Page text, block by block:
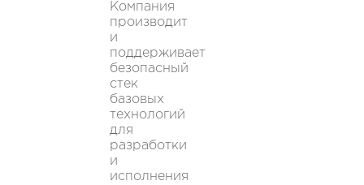
Компания
производит
и
поддерживает
безопасный
стек
базовых
технологий
для
разработки
и
исполнения